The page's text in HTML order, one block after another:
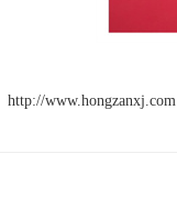
http://www.hongzanxj.com